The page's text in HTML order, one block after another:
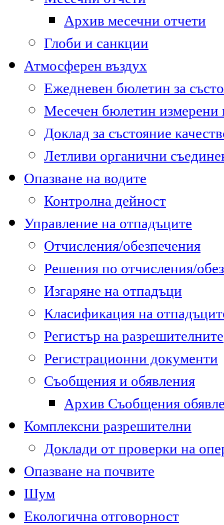
Архив месечни отчети
Глоби и санкции
Атмосферен въздух
Ежедневен бюлетин за
Месечен бюлетин
Доклад за състояние
Летливи органични
Опазване на водите
Контролна дейност
Управление на отпадъците
Отчисления/обезпечения
Решения по отчисления/
Изгаряне на отпадъци
Класификация на
Регистър на разрешителните
Регистрационни документи
Съобщения и обявления
Архив Съобщения
Комплексни разрешителни
Доклади от проверки на
Опазване на почвите
Шум
Екологична отговорност